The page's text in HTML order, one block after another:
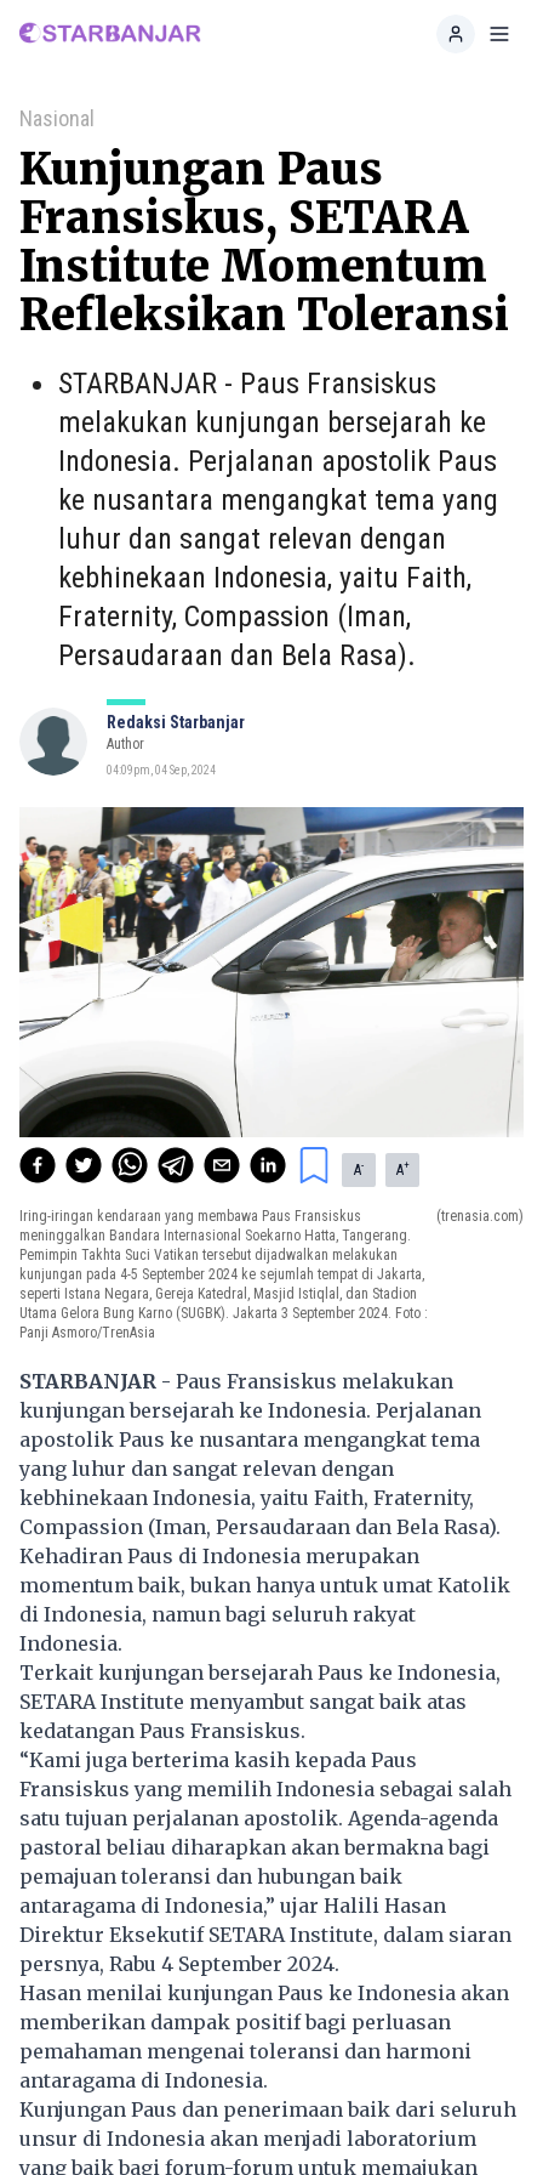
Home
Nasional
Kunjungan Paus
Fransiskus, SETARA
Institute Momentum
Refleksikan Toleransi
STARBANJAR - Paus Fransiskus
melakukan kunjungan bersejarah ke
Indonesia. Perjalanan apostolik Paus
ke nusantara mengangkat tema yang
luhur dan sangat relevan dengan
kebhinekaan Indonesia, yaitu Faith,
Fraternity, Compassion (Iman,
Persaudaraan dan Bela Rasa).
Redaksi Starbanjar
Author
04:09pm, 04 Sep, 2024
A- A+
Iring-iringan kendaraan yang membawa Paus Fransiskus
meninggalkan Bandara Internasional Soekarno Hatta, Tangerang.
Pemimpin Takhta Suci Vatikan tersebut dijadwalkan melakukan
kunjungan pada 4-5 September 2024 ke sejumlah tempat di Jakarta,
seperti Istana Negara, Gereja Katedral, Masjid Istiqlal, dan Stadion
Utama Gelora Bung Karno (SUGBK). Jakarta 3 September 2024. Foto :
Panji Asmoro/TrenAsia
(trenasia.com)
STARBANJAR - Paus Fransiskus melakukan
kunjungan bersejarah ke Indonesia. Perjalanan
apostolik Paus ke nusantara mengangkat tema
yang luhur dan sangat relevan dengan
kebhinekaan Indonesia, yaitu Faith, Fraternity,
Compassion (Iman, Persaudaraan dan Bela Rasa).
Kehadiran Paus di Indonesia merupakan
momentum baik, bukan hanya untuk umat Katolik
di Indonesia, namun bagi seluruh rakyat
Indonesia.
Terkait kunjungan bersejarah Paus ke Indonesia,
SETARA Institute menyambut sangat baik atas
kedatangan Paus Fransiskus.
“Kami juga berterima kasih kepada Paus
Fransiskus yang memilih Indonesia sebagai salah
satu tujuan perjalanan apostolik. Agenda-agenda
pastoral beliau diharapkan akan bermakna bagi
pemajuan toleransi dan hubungan baik
antaragama di Indonesia,” ujar Halili Hasan
Direktur Eksekutif SETARA Institute, dalam siaran
persnya, Rabu 4 September 2024.
Hasan menilai kunjungan Paus ke Indonesia akan
memberikan dampak positif bagi perluasan
pemahaman mengenai toleransi dan harmoni
antaragama di Indonesia.
Kunjungan Paus dan penerimaan baik dari seluruh
unsur di Indonesia akan menjadi laboratorium
yang baik bagi forum-forum untuk memajukan